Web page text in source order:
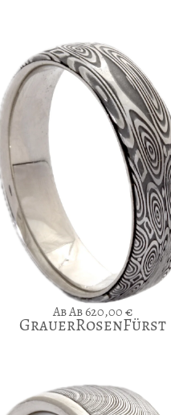
Ab620,00€
GrauerRosenFürst